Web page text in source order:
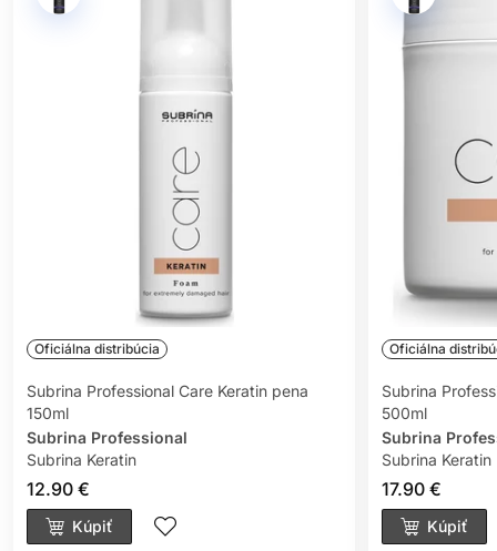
Oficiálna distribúcia
Subrina Professional Care Keratin pena
150ml
Subrina Professional
Subrina Keratin
12.90 €
Kúpiť
Oficiálna
Subrina
500ml
Subrina
Subrina Keratin
17.90 €
Kúpiť